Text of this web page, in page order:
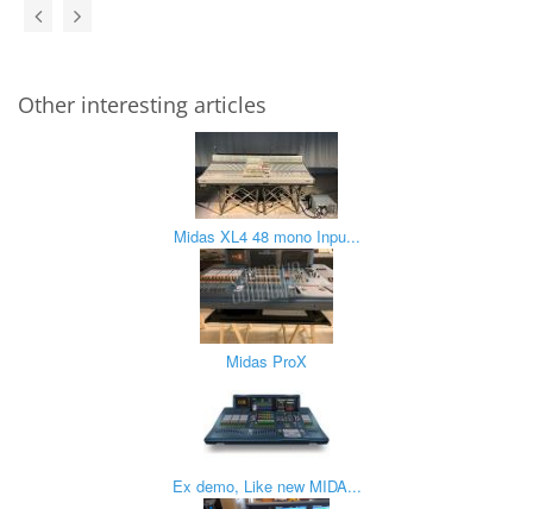
Other interesting articles
Midas XL4 48 mono Inpu...
Midas ProX
Ex demo, Like new MIDA...